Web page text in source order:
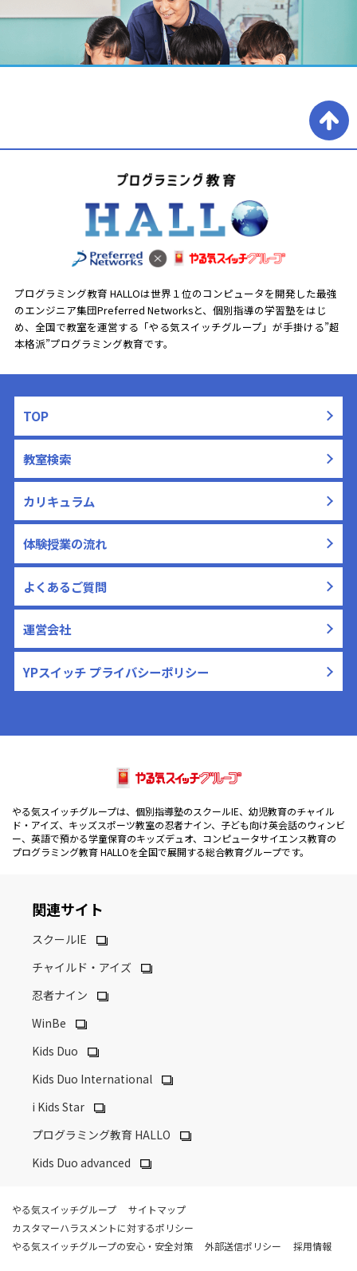
プログラミング教育 HALLOは世界１位のコンピュータを開発した最強
のエンジニア集団Preferred Networksと、 個別指導の学習塾をはじ
め、全国で教室を運営する「やる気スイッチグループ」が手掛ける”超
本格派”プログラミング教育です。
TOP
教室検索
カリキュラム
体験授業の流れ
よくあるご質問
運営会社
YPスイッチ プライバシーポリシー
やる気スイッチグループは、個別指導塾のスクールIE、幼児教育のチャイル
ド・アイズ、キッズスポーツ教室の忍者ナイン、子ども向け英会話のウィンビ
ー、英語で預かる学童保育のキッズデュオ、コンピュータサイエンス教育の
プログラミング教育 HALLOを全国で展開する総合教育グループです。
関連サイト
スクールIE
チャイルド・アイズ
忍者ナイン
WinBe
Kids Duo
Kids Duo International
i Kids Star
プログラミング教育 HALLO
Kids Duo advanced
やる気スイッチグループ
サイトマップ
カスタマーハラスメントに対するポリシー
やる気スイッチグループの安心・安全対策
外部送信ポリシー 採用情報